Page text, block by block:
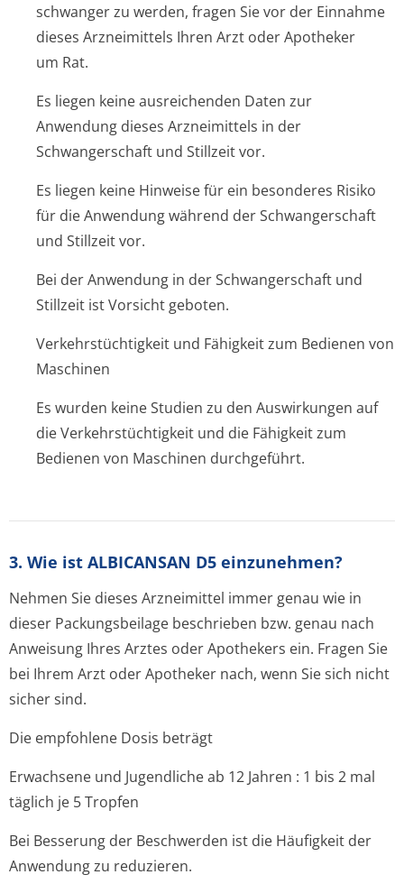
schwanger zu werden, fragen Sie vor der Einnahme
dieses Arzneimittels Ihren Arzt oder Apotheker
um Rat.
Es liegen keine ausreichenden Daten zur
Anwendung dieses Arzneimittels in der
Schwangerschaft und Stillzeit vor.
Es liegen keine Hinweise für ein besonderes Risiko
für die Anwendung während der Schwangerschaft
und Stillzeit vor.
Bei der Anwendung in der Schwangerschaft und
Stillzeit ist Vorsicht geboten.
Verkehrstüchtigkeit und Fähigkeit zum Bedienen von
Maschinen
Es wurden keine Studien zu den Auswirkungen auf
die Verkehrstüchtigkeit und die Fähigkeit zum
Bedienen von Maschinen durchgeführt.
3. Wie ist ALBICANSAN D5 einzunehmen?
Nehmen Sie dieses Arzneimittel immer genau wie in
dieser Packungsbeilage beschrieben bzw. genau nach
Anweisung Ihres Arztes oder Apothekers ein. Fragen Sie
bei Ihrem Arzt oder Apotheker nach, wenn Sie sich nicht
sicher sind.
Die empfohlene Dosis beträgt
Erwachsene und Jugendliche ab 12 Jahren : 1 bis 2 mal
täglich je 5 Tropfen
Bei Besserung der Beschwerden ist die Häufigkeit der
Anwendung zu reduzieren.